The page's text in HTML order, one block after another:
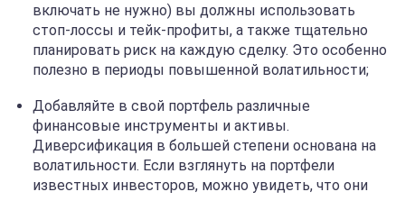
включать не нужно) вы должны использовать
стоп-лоссы и тейк-профиты, а также тщательно
планировать риск на каждую сделку. Это особенно
полезно в периоды повышенной волатильности;
Добавляйте в свой портфель различные
финансовые инструменты и активы.
Диверсификация в большей степени основана на
волатильности. Если взглянуть на портфели
известных инвесторов, можно увидеть, что они